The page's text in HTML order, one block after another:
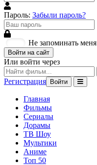
Пароль: Забыли пароль?
Не запоминать меня
Войти на сайт
Или войти через
Регистрация Войти
Главная
Фильмы
Сериалы
Дорамы
ТВ Шоу
Мультики
Аниме
Топ 50